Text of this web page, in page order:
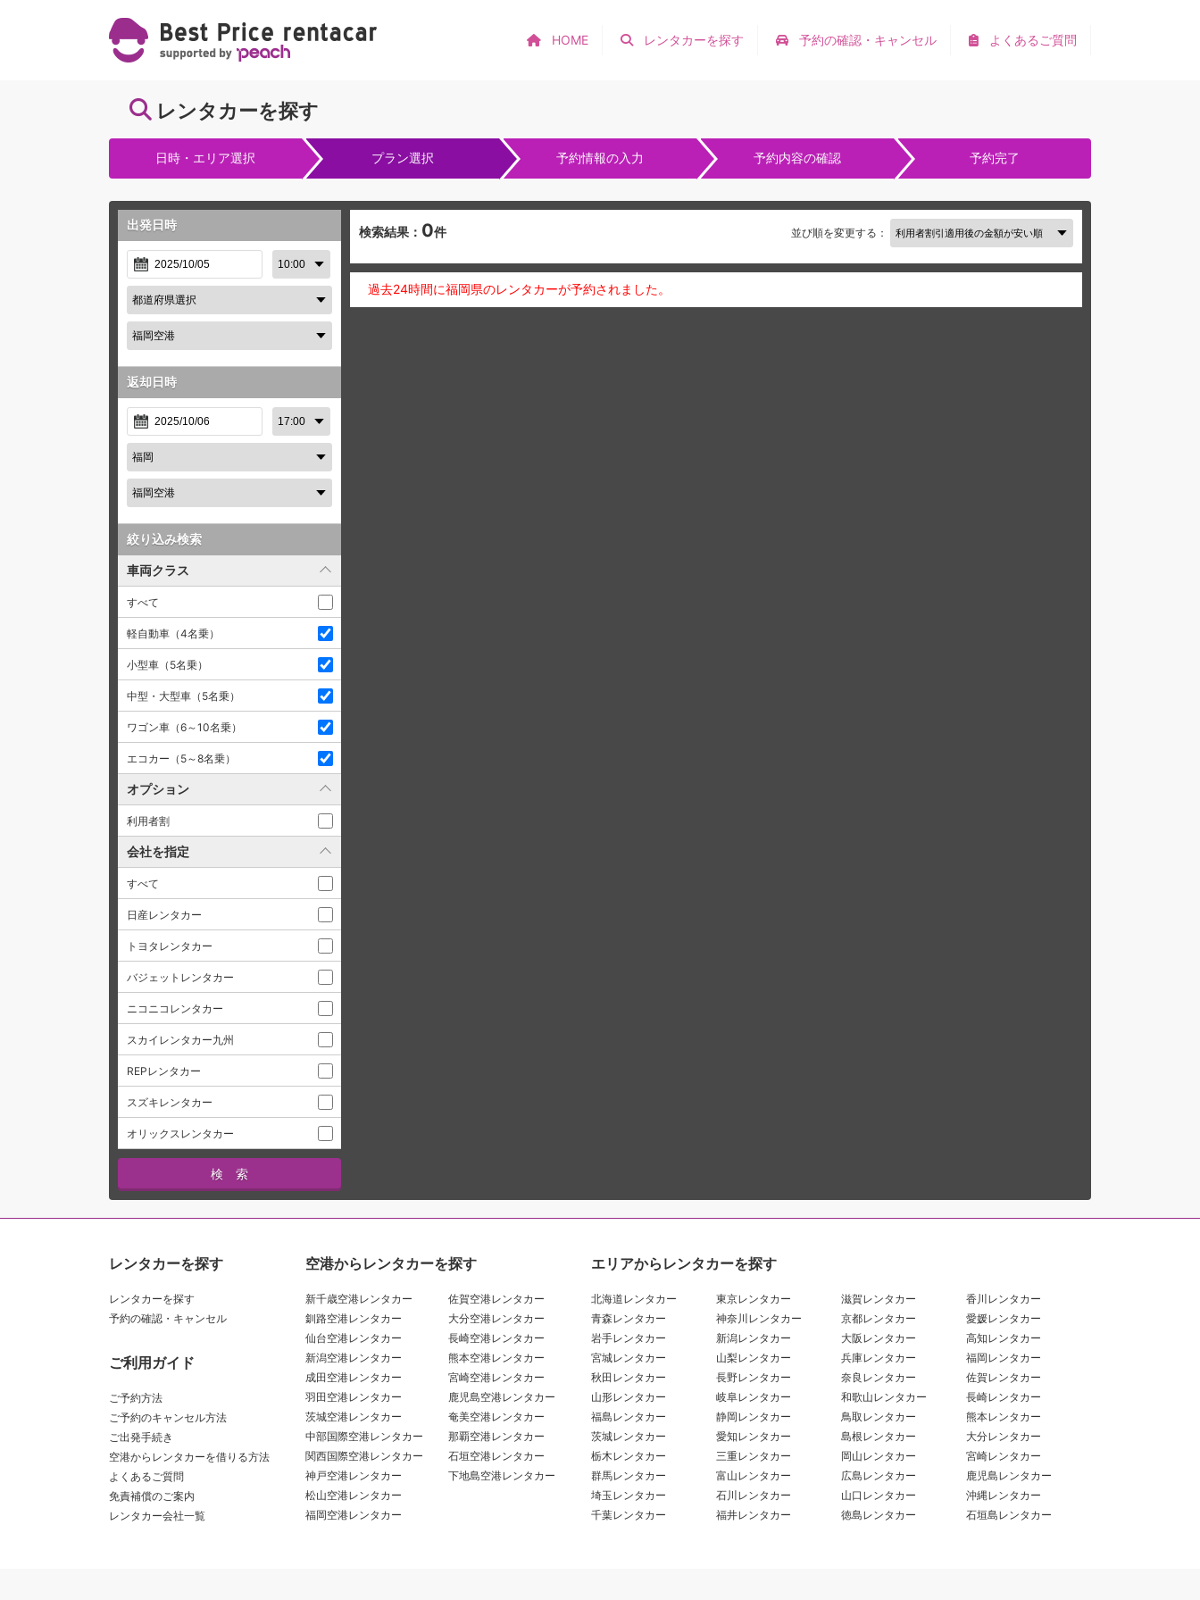
よくあるご質問
予約の確認・キャンセル
レンタカーを探す
HOME
レンタカーを探す
日時・エリア選択 プラン選択 予約情報の入力 予約内容の確認 予約完了
出発日時
返却日時
絞り込み検索
車両クラス
すべて
軽自動車（4名乗）
小型車（5名乗）
中型・大型車（5名乗）
ワゴン車（6～10名乗）
エコカー（5～8名乗）
オプション
利用者割
会社を指定
すべて
日産レンタカー
トヨタレンタカー
バジェットレンタカー
ニコニコレンタカー
スカイレンタカー九州
REPレンタカー
スズキレンタカー
オリックスレンタカー
検索結果： 0件 並び順を変更する：
過去24時間に福岡県のレンタカーが予約されました。
レンタカーを探す
レンタカーを探す
予約の確認・キャンセル
ご利用ガイド
ご予約方法
ご予約のキャンセル方法
ご出発手続き
空港からレンタカーを借りる方法
よくあるご質問
免責補償のご案内
レンタカー会社一覧
空港からレンタカーを探す
新千歳空港レンタカー
釧路空港レンタカー
仙台空港レンタカー
新潟空港レンタカー
成田空港レンタカー
羽田空港レンタカー
茨城空港レンタカー
中部国際空港レンタカー
関西国際空港レンタカー
神戸空港レンタカー
松山空港レンタカー
福岡空港レンタカー
佐賀空港レンタカー
大分空港レンタカー
長崎空港レンタカー
熊本空港レンタカー
宮崎空港レンタカー
鹿児島空港レンタカー
奄美空港レンタカー
那覇空港レンタカー
石垣空港レンタカー
下地島空港レンタカー
エリアからレンタカーを探す
北海道レンタカー
青森レンタカー
岩手レンタカー
宮城レンタカー
秋田レンタカー
山形レンタカー
福島レンタカー
茨城レンタカー
栃木レンタカー
群馬レンタカー
埼玉レンタカー
千葉レンタカー
東京レンタカー
神奈川レンタカー
新潟レンタカー
山梨レンタカー
長野レンタカー
岐阜レンタカー
静岡レンタカー
愛知レンタカー
三重レンタカー
富山レンタカー
石川レンタカー
福井レンタカー
滋賀レンタカー
京都レンタカー
大阪レンタカー
兵庫レンタカー
奈良レンタカー
和歌山レンタカー
鳥取レンタカー
島根レンタカー
岡山レンタカー
広島レンタカー
山口レンタカー
徳島レンタカー
香川レンタカー
愛媛レンタカー
高知レンタカー
福岡レンタカー
佐賀レンタカー
長崎レンタカー
熊本レンタカー
大分レンタカー
宮崎レンタカー
鹿児島レンタカー
沖縄レンタカー
石垣島レンタカー